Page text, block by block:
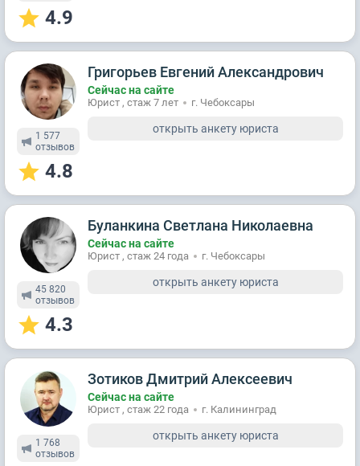
4.9
1 577
отзывов
4.8
Григорьев Евгений Александрович
Сейчас на сайте
Юрист , стаж 7 лет г. Чебоксары
открыть анкету юриста
45 820
отзывов
4.3
Буланкина Светлана Николаевна
Сейчас на сайте
Юрист , стаж 24 годa г. Чебоксары
открыть анкету юриста
1 768
отзывов
Зотиков Дмитрий Алексеевич
Сейчас на сайте
Юрист , стаж 22 годa г. Калининград
открыть анкету юриста